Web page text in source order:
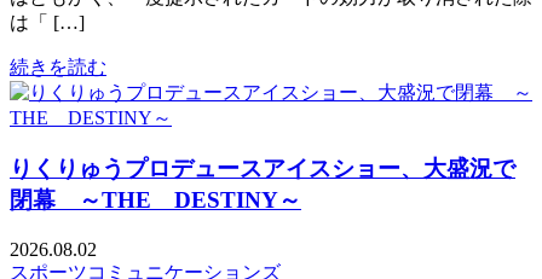
は「 […]
続きを読む
りくりゅうプロデュースアイスショー、大盛況で
閉幕 ～THE DESTINY～
2026.08.02
スポーツコミュニケーションズ